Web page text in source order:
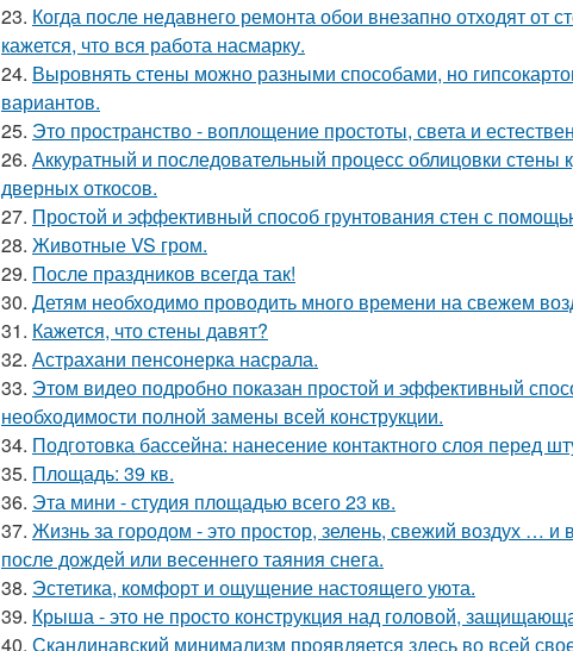
23. Когда после недавнего ремонта обои внезапно отходят от
кажется, что вся работа насмарку.
24. Выровнять стены можно разными способами, но
вариантов.
25. Это пространство - воплощение простоты, света и
26. Аккуратный и последовательный процесс облицовки
дверных откосов.
27. Простой и эффективный способ грунтования стен с
28. Животные VS гром.
29. После праздников всегда так!
30. Детям необходимо проводить много времени на свежем
31. Кажется, что стены давят?
32. Астрахани пенсонерка насрала.
33. Этом видео подробно показан простой и эффективный
необходимости полной замены всей конструкции.
34. Подготовка бассейна: нанесение контактного слоя перед
35. Площадь: 39 кв.
36. Эта мини - студия площадью всего 23 кв.
37. Жизнь за городом - это простор, зелень, свежий воздух …
после дождей или весеннего таяния снега.
38. Эстетика, комфорт и ощущение настоящего уюта.
39. Крыша - это не просто конструкция над головой,
40. Скандинавский минимализм проявляется здесь во всей